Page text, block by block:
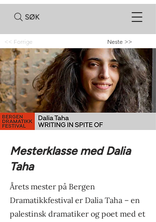
SØK
<< Forrige Neste >>
Mesterklasse med Dalia
Taha
Årets mester på Bergen
Dramatikkfestival er Dalia Taha – en
palestinsk dramatiker og poet med et